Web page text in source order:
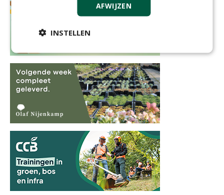
AFWIJZEN
INSTELLEN